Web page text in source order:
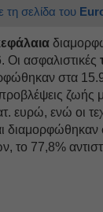
τη σελίδα του
Οι ασφαλιστικές
στα
ευρώ, ενώ οι
77,8%